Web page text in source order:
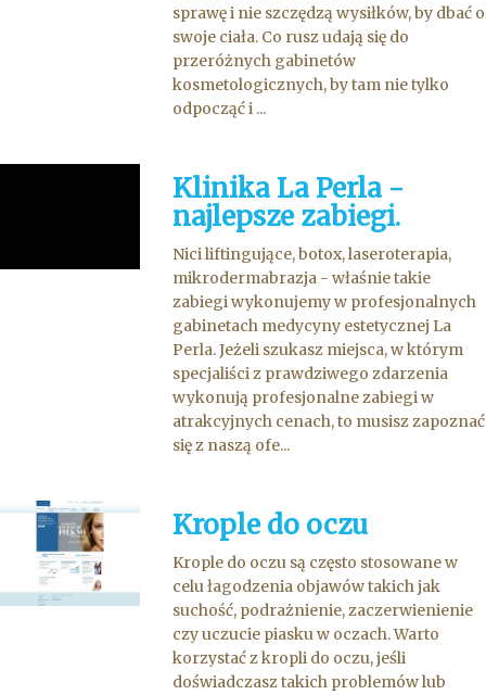
sprawę i nie szczędzą wysiłków, by dbać o
swoje ciała. Co rusz udają się do
przeróżnych gabinetów
kosmetologicznych, by tam nie tylko
odpocząć i ...
Klinika La Perla -
najlepsze zabiegi.
Nici liftingujące, botox, laseroterapia,
mikrodermabrazja - właśnie takie
zabiegi wykonujemy w profesjonalnych
gabinetach medycyny estetycznej La
Perla. Jeżeli szukasz miejsca, w którym
specjaliści z prawdziwego zdarzenia
wykonują profesjonalne zabiegi w
atrakcyjnych cenach, to musisz zapoznać
się z naszą ofe...
Krople do oczu
Krople do oczu są często stosowane w
celu łagodzenia objawów takich jak
suchość, podrażnienie, zaczerwienienie
czy uczucie piasku w oczach. Warto
korzystać z kropli do oczu, jeśli
doświadczasz takich problemów lub